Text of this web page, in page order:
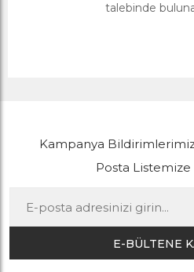
talebinde
Kampanya
Posta Listemize
E-BÜLTENE